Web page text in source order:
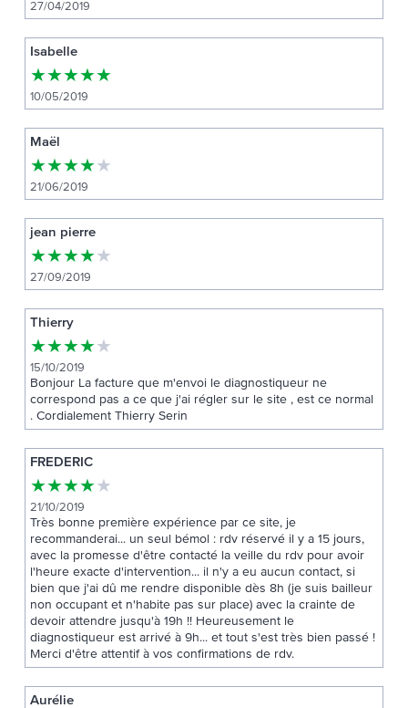
27/04/2019
Isabelle
★★★★★
10/05/2019
Maël
★★★★★
21/06/2019
jean pierre
★★★★★
27/09/2019
Thierry
★★★★★
15/10/2019
Bonjour La facture que m'envoi le diagnostiqueur ne
correspond pas a ce que j'ai régler sur le site , est ce normal
. Cordialement Thierry Serin
FREDERIC
★★★★★
21/10/2019
Très bonne première expérience par ce site, je
recommanderai... un seul bémol : rdv réservé il y a 15 jours,
avec la promesse d'être contacté la veille du rdv pour avoir
l'heure exacte d'intervention... il n'y a eu aucun contact, si
bien que j'ai dû me rendre disponible dès 8h (je suis bailleur
non occupant et n'habite pas sur place) avec la crainte de
devoir attendre jusqu'à 19h !! Heureusement le
diagnostiqueur est arrivé à 9h... et tout s'est très bien passé !
Merci d'être attentif à vos confirmations de rdv.
Aurélie